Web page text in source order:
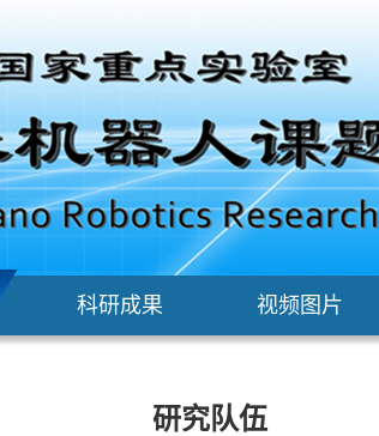
科研成果 视频图片
研究队伍